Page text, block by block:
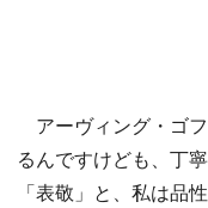
アーヴィング・ゴ
るんですけども、丁
「表敬」と、私は品